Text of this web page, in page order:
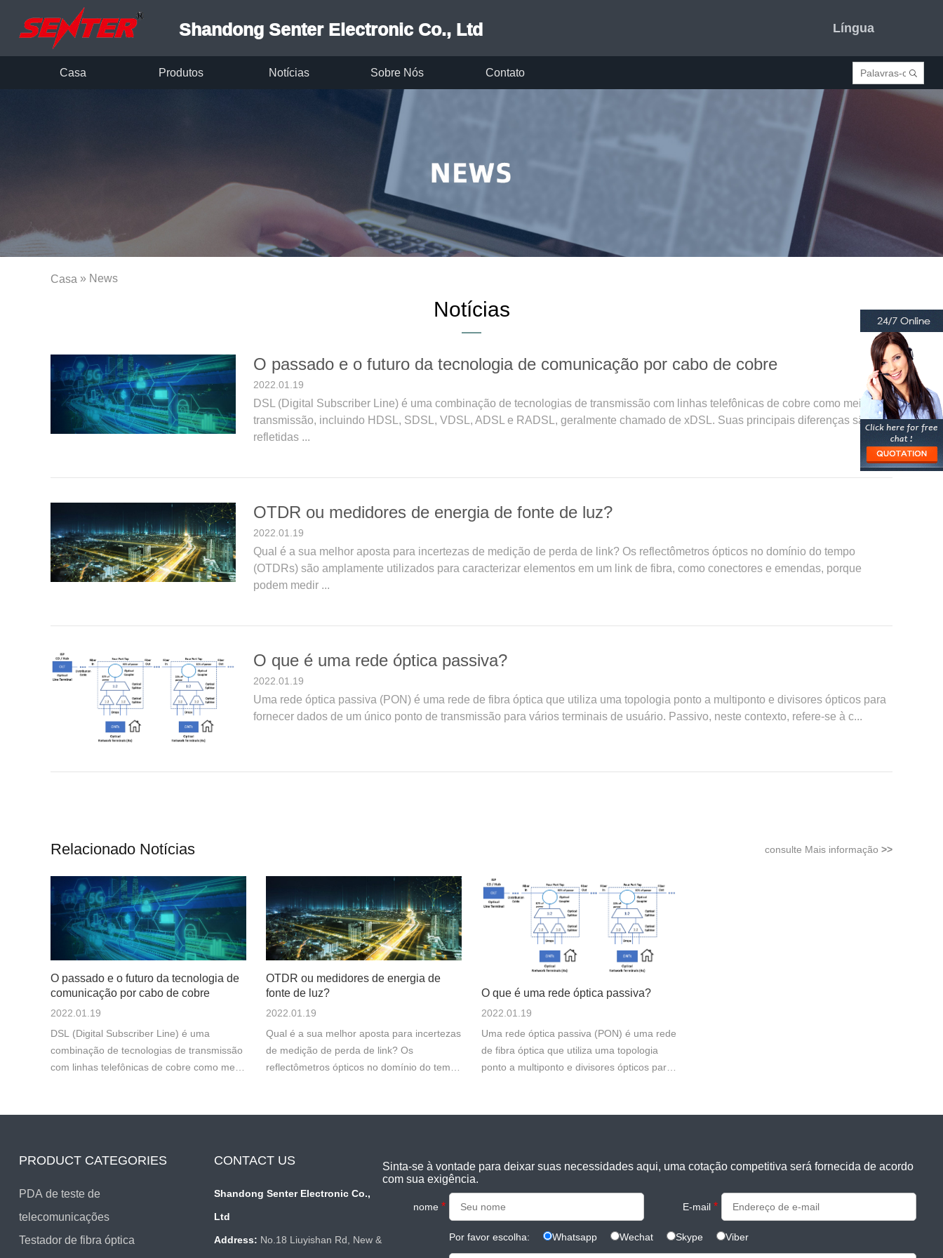
Shandong Senter Electronic Co., Ltd Língua
Casa Produtos Notícias Sobre Nós Contato
Casa » News
Notícias
O passado e o futuro da tecnologia de comunicação por cabo de cobre
2022.01.19
DSL (Digital Subscriber Line) é uma combinação de tecnologias de transmissão com linhas telefônicas de cobre como meio de
transmissão, incluindo HDSL, SDSL, VDSL, ADSL e RADSL, geralmente chamado de xDSL. Suas principais diferenças são
refletidas ...
OTDR ou medidores de energia de fonte de luz?
2022.01.19
Qual é a sua melhor aposta para incertezas de medição de perda de link? Os reflectômetros ópticos no domínio do tempo
(OTDRs) são amplamente utilizados para caracterizar elementos em um link de fibra, como conectores e emendas, porque
podem medir ...
O que é uma rede óptica passiva?
2022.01.19
Uma rede óptica passiva (PON) é uma rede de fibra óptica que utiliza uma topologia ponto a multiponto e divisores ópticos para
fornecer dados de um único ponto de transmissão para vários terminais de usuário. Passivo, neste contexto, refere-se à c...
Relacionado Notícias consulte Mais informação >>
O passado e o futuro da tecnologia de
comunicação por cabo de cobre
2022.01.19
DSL (Digital Subscriber Line) é uma
combinação de tecnologias de transmissão
com linhas telefônicas de cobre como meio
chamado de xDSL. Suas principais
OTDR ou medidores de energia de
fonte de luz?
2022.01.19
Qual é a sua melhor aposta para incertezas
de medição de perda de link? Os
reflectômetros ópticos no domínio do tempo
como conectores e emendas, porque
O que é uma rede óptica passiva?
2022.01.19
Uma rede óptica passiva (PON) é uma rede
de fibra óptica que utiliza uma topologia
ponto a multiponto e divisores ópticos para
usuário. Passivo, neste contexto, refere-se
PRODUCT CATEGORIES
PDA de teste de
telecomunicações
Testador de fibra óptica
CONTACT US
Shandong Senter Electronic Co.,
Ltd
Address: No.18 Liuyishan Rd, New &
Sinta-se à vontade para deixar suas necessidades aqui, uma cotação competitiva será fornecida de acordo
com sua exigência.
nome * E-mail*
Por favor escolha: Whatsapp Wechat Skype Viber